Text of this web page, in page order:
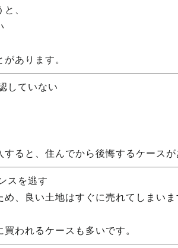
、
あります。
していない
すると、住んでから後悔するケース
スを逃す
め、良い土地はすぐに売れてしまいま
われるケースも多いです。